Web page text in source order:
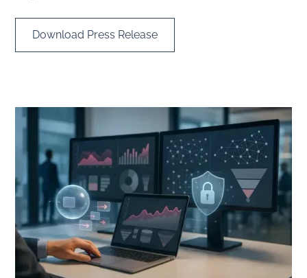
Download Press Release